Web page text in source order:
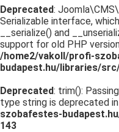
Deprecated:
Serializable interface,
__serialize() and
support for old PHP
/home2/vakoll/profi-
budapest.hu/libraries/
Deprecated: trim():
type string is deprecated in
szobafestes-
143